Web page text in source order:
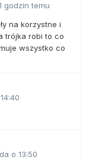
godzin temu
na korzystne i
trójka robi to co
wszystko co
o 13:50